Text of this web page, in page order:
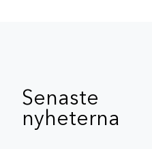
Senaste
nyheterna